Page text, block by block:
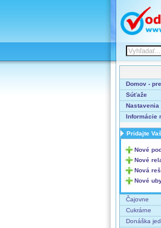
Domov -
Súťaže
Nastavenia
Informácie
Pridajte
Nové
Nové
Nová
Nové
Čajovne
Cukrárne
Donáška